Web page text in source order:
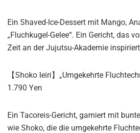
Ein Shaved-Ice-Dessert mit Mango,
„Fluchkugel-Gelee“. Ein Gericht, das
Zeit an der Jujutsu-Akademie
【Shoko Ieiri】„Umgekehrte
1.790 Yen
Ein Tacoreis-Gericht, garniert mit
wie Shoko, die die umgekehrte